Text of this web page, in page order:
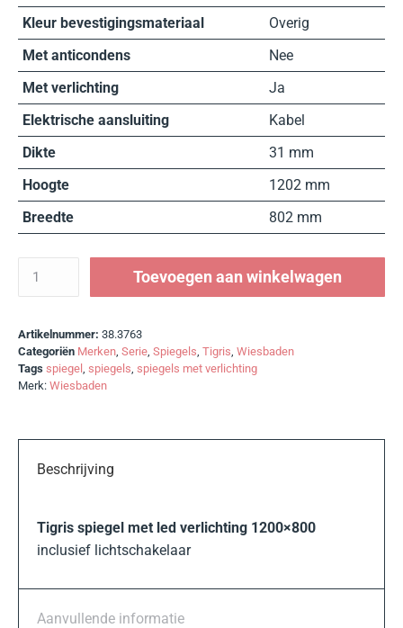
Kleur bevestigingsmateriaal
Overig
Met anticondens
Nee
Met verlichting
Ja
Elektrische aansluiting
Kabel
Dikte
31 mm
Hoogte
1202 mm
Breedte
802 mm
Toevoegen aan winkelwagen
Artikelnummer: 38.3763
Categoriën Merken Serie Spiegels Tigris Wiesbaden
Tags spiegel spiegels spiegels met verlichting
Merk: Wiesbaden
Beschrijving
Tigris spiegel met led verlichting 1200×800
inclusief lichtschakelaar
Aanvullende informatie